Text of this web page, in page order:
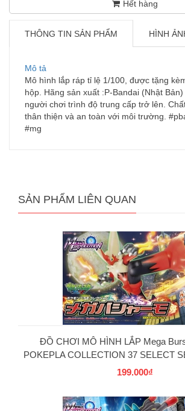
Hết hàng
THÔNG TIN SẢN PHẨM HÌNH
Mô tả
Mô hình lắp ráp tỉ lệ 1/100, được tặng
hộp. Hãng sản xuất :P-Bandai (Nhật
người chơi trình độ trung cấp trở lên.
thân thiện và an toàn với môi trường.
#mg
SẢN PHẨM LIÊN QUAN
ĐỒ CHƠI MÔ HÌNH LẮP Mega
POKEPLA COLLECTION 37 SELECT
199.000₫